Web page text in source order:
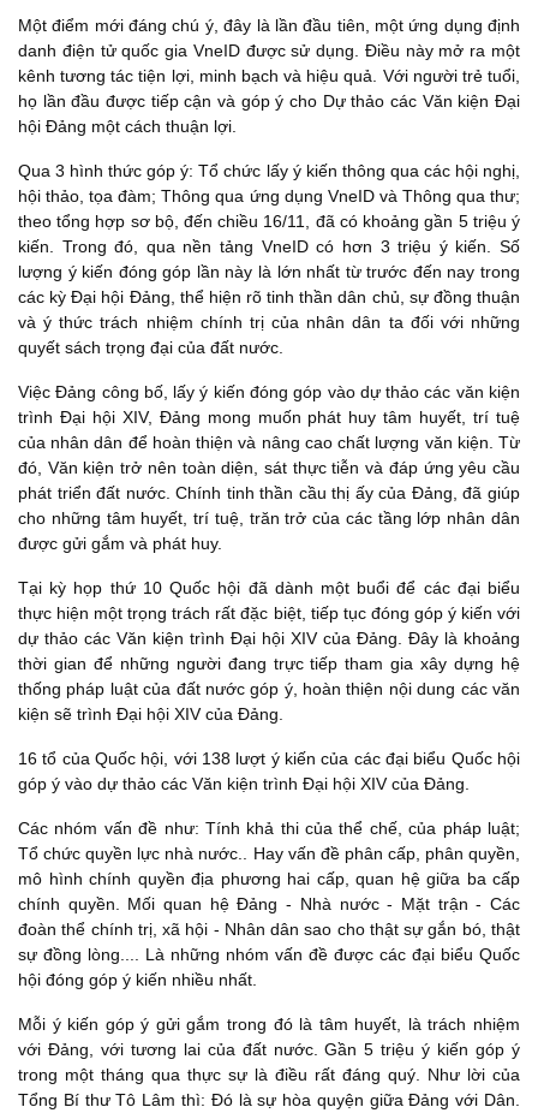
Một điểm mới đáng chú ý, đây là lần đầu tiên, một ứng dụng định
danh điện tử quốc gia VneID được sử dụng. Điều này mở ra một
kênh tương tác tiện lợi, minh bạch và hiệu quả. Với người trẻ tuổi,
họ lần đầu được tiếp cận và góp ý cho Dự thảo các Văn kiện Đại
hội Đảng một cách thuận lợi.
Qua 3 hình thức góp ý: Tổ chức lấy ý kiến thông qua các hội nghị,
hội thảo, tọa đàm; Thông qua ứng dụng VneID và Thông qua thư;
theo tổng hợp sơ bộ, đến chiều 16/11, đã có khoảng gần 5 triệu ý
kiến. Trong đó, qua nền tảng VneID có hơn 3 triệu ý kiến. Số
lượng ý kiến đóng góp lần này là lớn nhất từ trước đến nay trong
các kỳ Đại hội Đảng, thể hiện rõ tinh thần dân chủ, sự đồng thuận
và ý thức trách nhiệm chính trị của nhân dân ta đối với những
quyết sách trọng đại của đất nước.
Việc Đảng công bố, lấy ý kiến đóng góp vào dự thảo các văn kiện
trình Đại hội XIV, Đảng mong muốn phát huy tâm huyết, trí tuệ
của nhân dân để hoàn thiện và nâng cao chất lượng văn kiện. Từ
đó, Văn kiện trở nên toàn diện, sát thực tiễn và đáp ứng yêu cầu
phát triển đất nước. Chính tinh thần cầu thị ấy của Đảng, đã giúp
cho những tâm huyết, trí tuệ, trăn trở của các tầng lớp nhân dân
được gửi gắm và phát huy.
Tại kỳ họp thứ 10 Quốc hội đã dành một buổi để các đại biểu
thực hiện một trọng trách rất đặc biệt, tiếp tục đóng góp ý kiến với
dự thảo các Văn kiện trình Đại hội XIV của Đảng. Đây là khoảng
thời gian để những người đang trực tiếp tham gia xây dựng hệ
thống pháp luật của đất nước góp ý, hoàn thiện nội dung các văn
kiện sẽ trình Đại hội XIV của Đảng.
16 tổ của Quốc hội, với 138 lượt ý kiến của các đại biểu Quốc hội
góp ý vào dự thảo các Văn kiện trình Đại hội XIV của Đảng.
Các nhóm vấn đề như: Tính khả thi của thể chế, của pháp luật;
Tổ chức quyền lực nhà nước.. Hay vấn đề phân cấp, phân quyền,
mô hình chính quyền địa phương hai cấp, quan hệ giữa ba cấp
chính quyền. Mối quan hệ Đảng - Nhà nước - Mặt trận - Các
đoàn thể chính trị, xã hội - Nhân dân sao cho thật sự gắn bó, thật
sự đồng lòng.... Là những nhóm vấn đề được các đại biểu Quốc
hội đóng góp ý kiến nhiều nhất.
Mỗi ý kiến góp ý gửi gắm trong đó là tâm huyết, là trách nhiệm
với Đảng, với tương lai của đất nước. Gần 5 triệu ý kiến góp ý
trong một tháng qua thực sự là điều rất đáng quý. Như lời của
Tổng Bí thư Tô Lâm thì: Đó là sự hòa quyện giữa Đảng với Dân.